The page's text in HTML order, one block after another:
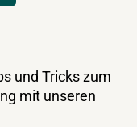
und Tricks zum
mit unseren